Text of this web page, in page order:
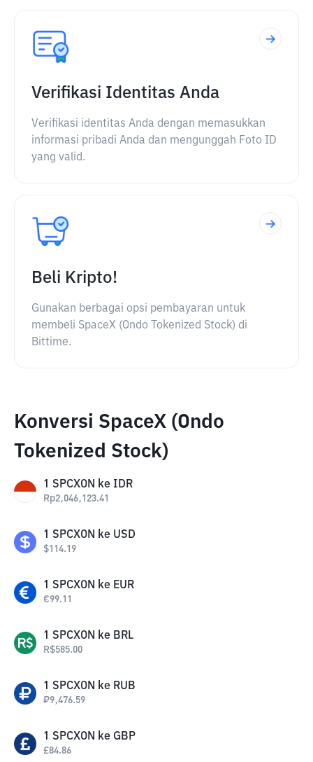
Verifikasi Identitas Anda
Verifikasi identitas Anda dengan memasukkan
informasi pribadi Anda dan mengunggah Foto ID
yang valid.
Beli Kripto!
Gunakan berbagai opsi pembayaran untuk
membeli SpaceX (Ondo Tokenized Stock) di
Bittime.
Konversi SpaceX (Ondo
Tokenized Stock)
1 SPCXON ke IDR
Rp2,046,123.41
1 SPCXON ke USD
$114.19
1 SPCXON ke EUR
€99.11
1 SPCXON ke BRL
R$585.00
1 SPCXON ke RUB
₽9,476.59
1 SPCXON ke GBP
£84.86